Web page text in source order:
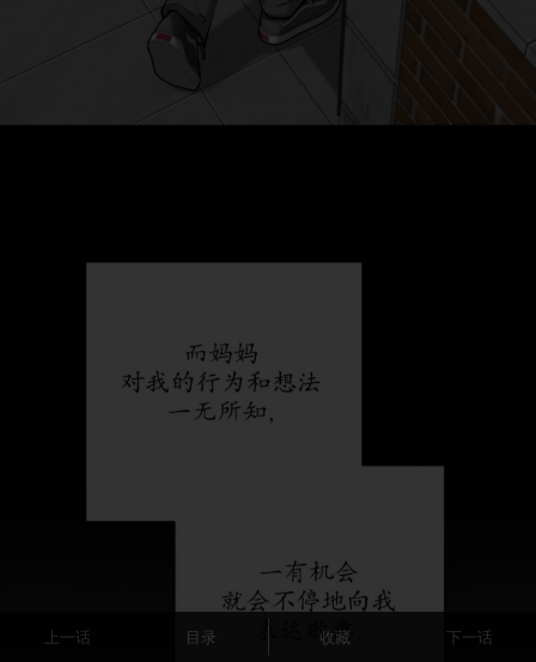
上一话 目录 收藏 下一话